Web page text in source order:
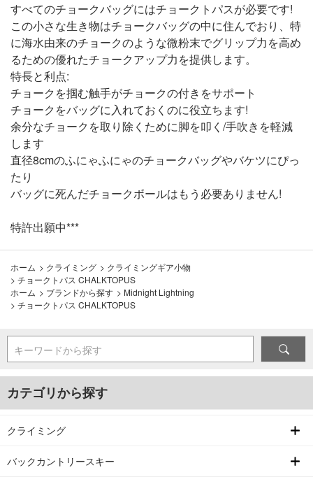
すべてのチョークバッグにはチョークトパスが必要です!
この小さな生き物はチョークバッグの中に住んでおり、特
に海水由来のチョークのような微粉末でグリップ力を高め
るための優れたチョークアップ力を提供します。
特長と利点:
チョークを掴む触手がチョークの付きをサポート
チョークをバッグに入れておくのに役立ちます!
余分なチョークを取り除くために脚を叩く/手吹きを軽減
します
直径8cmのふにゃふにゃのチョークバッグやバケツにぴっ
たり
バッグに死んだチョークボールはもう必要ありません!
特許出願中***
ホーム > クライミング > クライミングギア小物
> チョークトパス CHALKTOPUS
ホーム > ブランドから探す > Midnight Lightning
> チョークトパス CHALKTOPUS
キーワードから探す
カテゴリから探す
クライミング
バックカントリースキー